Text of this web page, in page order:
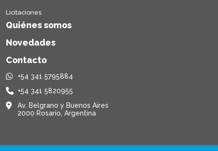
Licitaciones
Quiénes somos
Novedades
Contacto
+54 341 5795884
+54 341 5820955
Av. Belgrano y Buenos Aires
2000 Rosario, Argentina